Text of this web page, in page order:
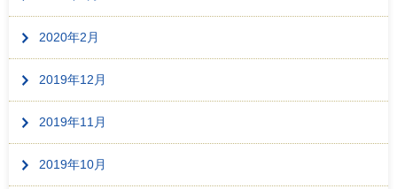
2020年2月
2019年12月
2019年11月
2019年10月